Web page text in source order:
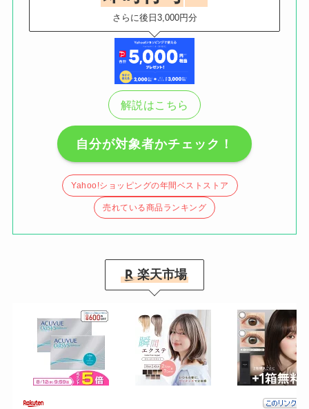
さらに後日3,000円分
解説はこちら
自分が対象者かチェック！
Yahoo!ショッピングの年間ベストストア
売れている商品ランキング
楽天市場